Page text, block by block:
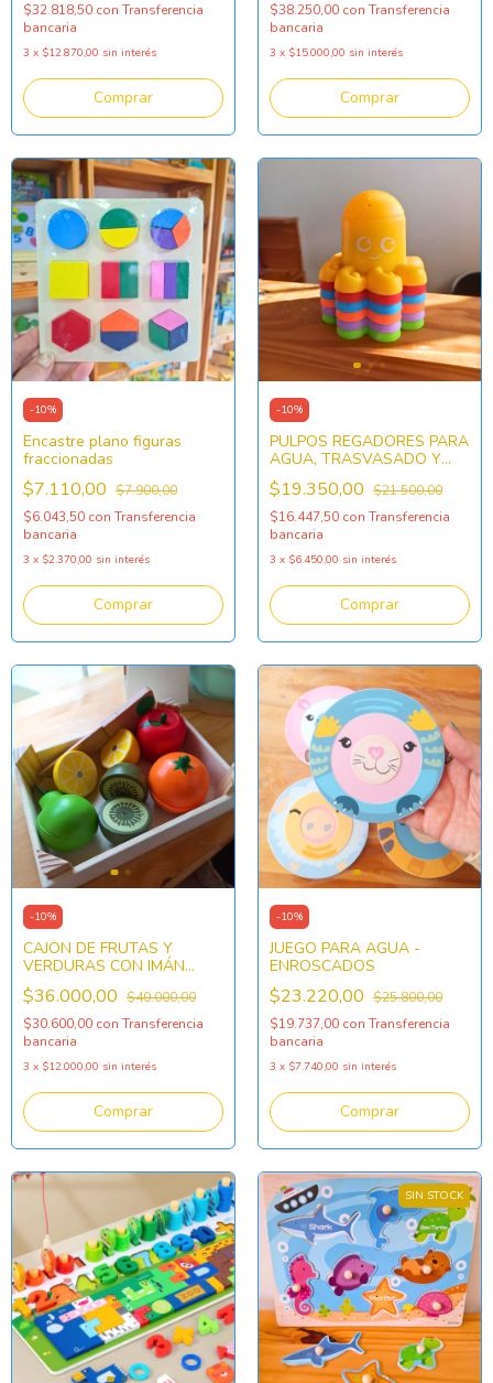
$32.818,50 con Transferencia
bancaria
3 x $12.870,00 sin interés
$38.250,00 con Transferencia
bancaria
3 x $15.000,00 sin interés
-10%
Encastre plano figuras
fraccionadas
$7.110,00 $7.900,00
$6.043,50 con Transferencia
bancaria
3 x $2.370,00 sin interés
-10%
PULPOS REGADORES PARA
AGUA, TRASVASADO Y
ENCASTRE
$19.350,00 $21.500,00
$16.447,50 con Transferencia
bancaria
3 x $6.450,00 sin interés
-10%
CAJÓN DE FRUTAS Y
VERDURAS CON IMÁN
PARA CORTAR
$36.000,00 $40.000,00
$30.600,00 con Transferencia
bancaria
3 x $12.000,00 sin interés
-10%
JUEGO PARA AGUA -
ENROSCADOS
$23.220,00 $25.800,00
$19.737,00 con Transferencia
bancaria
3 x $7.740,00 sin interés
SIN STOCK